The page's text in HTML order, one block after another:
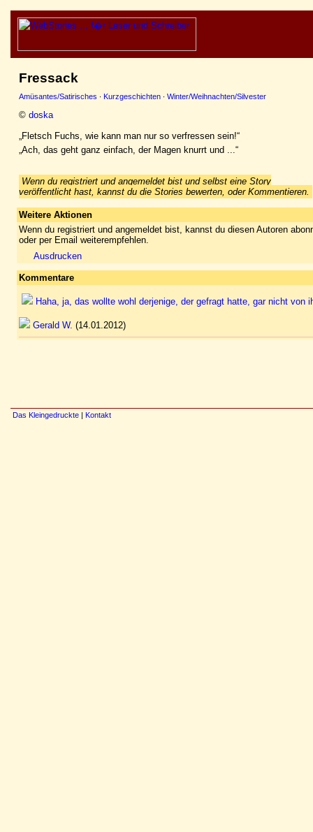
Fressack
Amüsantes/Satirisches · Kurzgeschichten · Winter/Weihnachten/Silvester
© doska
„Fletsch Fuchs, wie kann man nur so verfressen sein!“
„Ach, das geht ganz einfach, der Magen knurrt und ...“
Wenn du registriert und angemeldet bist und selbst eine Story
veröffentlicht hast, kannst du die Stories bewerten, oder Kommentieren.
Weitere Aktionen
Wenn du registriert und angemeldet bist, kannst du diesen Autoren
oder per Email weiterempfehlen.
Ausdrucken
Kommentare
Haha, ja, das wollte wohl derjenige, der gefragt hatte, gar nicht von
Gerald W. (14.01.2012)
Das Kleingedruckte | Kontakt